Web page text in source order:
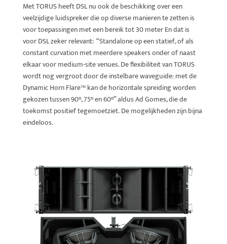
Met TORUS heeft DSL nu ook de beschikking over een
veelzijdige luidspreker die op diverse manieren te zetten is
voor toepassingen met een bereik tot 30 meter En dat is
voor DSL zeker relevant: “Standalone op een statief, of als
constant curvation met meerdere speakers onder of naast
elkaar voor medium-site venues. De flexibiliteit van TORUS
wordt nog vergroot door de instelbare waveguide: met de
Dynamic Horn Flare™ kan de horizontale spreiding worden
gekozen tussen 90°, 75° en 60°” aldus Ad Gomes, die de
toekomst positief tegemoetziet. De mogelijkheden zijn bijna
eindeloos.